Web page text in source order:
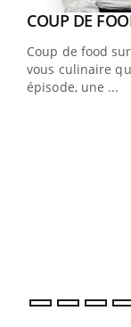
Youtube
COUP DE
Coup de food
vous culinaire
épisode, une ...